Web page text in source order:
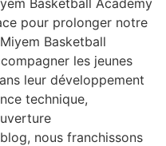
pour prolonger notre
Basketball
les jeunes
leur développement
technique,
nous franchissons